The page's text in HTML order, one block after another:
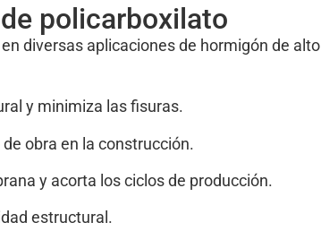
policarboxilato
diversas aplicaciones de hormigón de alto
y minimiza las fisuras.
obra en la construcción.
y acorta los ciclos de producción.
estructural.